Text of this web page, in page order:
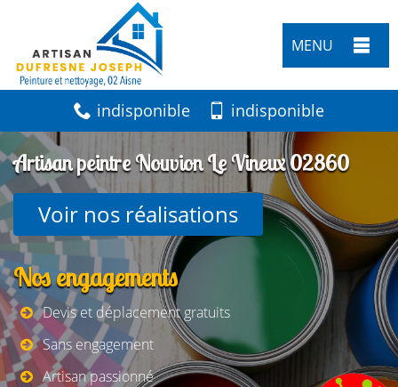
MENU
indisponible indisponible
Artisan peintre Nouvion Le Vineux 02860
Voir nos réalisations
Nos engagements
Devis et déplacement gratuits
Sans engagement
Artisan passionné